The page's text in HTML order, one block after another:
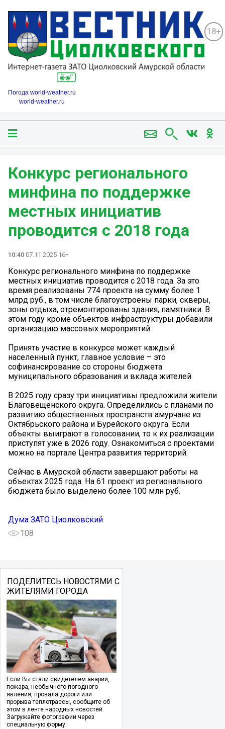
18+
Погода world-weather.ru
world-weather.ru
Конкурс регионального
минфина по поддержке
местных инициатив
проводится с 2018 года
10:40 07.11.2025 16+
Конкурс регионального минфина по поддержке
местных инициатив проводится с 2018 года. За это
время реализованы 774 проекта на сумму более 1
млрд руб., в том числе благоустроены парки, скверы,
зоны отдыха, отремонтированы здания, памятники. В
этом году кроме объектов инфраструктуры добавили
организацию массовых мероприятий.
️Принять участие в конкурсе может каждый
населенный пункт, главное условие – это
софинансирование со стороны бюджета
муниципального образования и вклада жителей.
В 2025 году сразу три инициативы предложили жители
Благовещенского округа. Определились с планами по
развитию общественных пространств амурчане из
Октябрьского района и Бурейского округа. Если
объекты выиграют в голосовании, то к их реализации
приступят уже в 2026 году. Ознакомиться с проектами
можно на портале Центра развития территорий.
Сейчас в Амурской области завершают работы на
объектах 2025 года. На 61 проект из регионального
бюджета было выделено более 100 млн руб.
Дума ЗАТО Циолковский
108
ПОДЕЛИТЕСЬ НОВОСТЯМИ С
ЖИТЕЛЯМИ ГОРОДА
Если Вы стали свидетелем аварии,
пожара, необычного погодного
явления, провала дороги или
прорыва теплотрассы, сообщите об
этом в ленте народных новостей.
Загружайте фотографии через
специальную форму.